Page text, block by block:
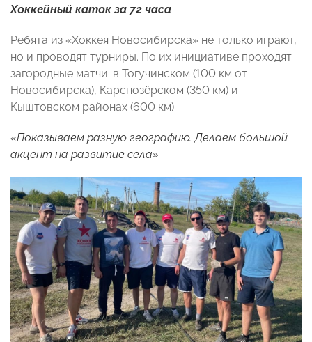
Хоккейный каток за 72 часа
Ребята из «Хоккея Новосибирска» не только играют,
но и проводят турниры. По их инициативе проходят
загородные матчи: в Тогучинском (100 км от
Новосибирска), Карснозёрском (350 км) и
Кыштовском районах (600 км).
«Показываем разную географию. Делаем большой
акцент на развитие села»